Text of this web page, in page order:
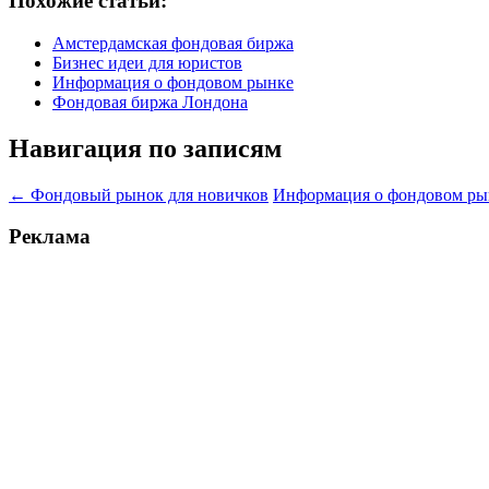
Амстердамская фондовая биржа
Бизнес идеи для юристов
Информация о фондовом рынке
Фондовая биржа Лондона
Навигация по записям
← Фондовый рынок для новичков Информация о фондовом
Реклама